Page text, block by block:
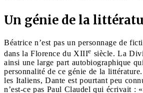
Un génie de la
Béatrice n’est pas un personnage de
dans la Florence du XIIIe siècle. La
ainsi une large part autobiographique
personnalité de ce génie de la
les Italiens, Dante est pourtant peu
n’est-ce pas Paul Claudel qui écrivait :